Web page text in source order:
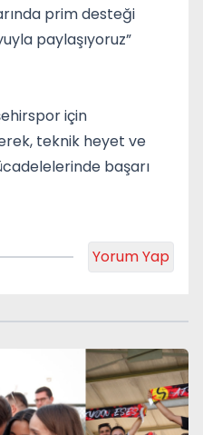
prim desteği
paylaşıyoruz”
için
teknik heyet ve
başarı
Yorum Yap